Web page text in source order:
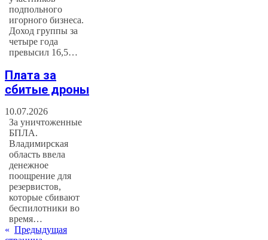
подпольного
игорного бизнеса.
Доход группы за
четыре года
превысил 16,5…
Плата за
сбитые дроны
10.07.2026
За уничтоженные
БПЛА.
Владимирская
область ввела
денежное
поощрение для
резервистов,
которые сбивают
беспилотники во
время…
« Предыдущая